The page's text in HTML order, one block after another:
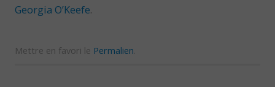
Georgia O’Keefe.
Mettre en favori le Permalien.